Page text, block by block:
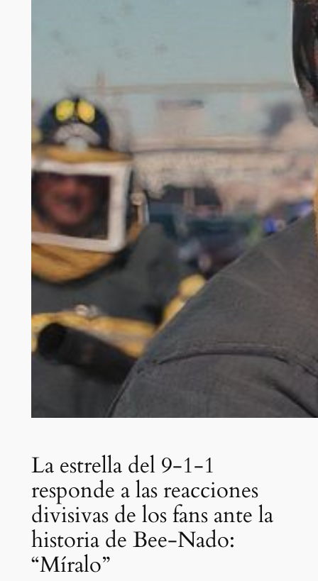
La estrella del 9-1-1
responde a las reacciones
divisivas de los fans ante la
historia de Bee-Nado:
“Míralo”